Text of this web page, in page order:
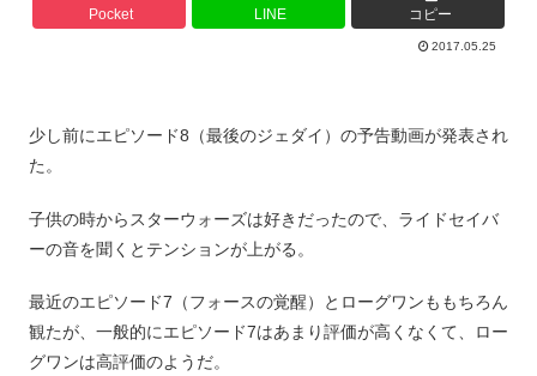
Pocket LINE コピー
2017.05.25
少し前にエピソード8（最後のジェダイ）の予告動画が発表され
た。
子供の時からスターウォーズは好きだったので、ライドセイバ
ーの音を聞くとテンションが上がる。
最近のエピソード7（フォースの覚醒）とローグワンももちろん
観たが、一般的にエピソード7はあまり評価が高くなくて、ロー
グワンは高評価のようだ。